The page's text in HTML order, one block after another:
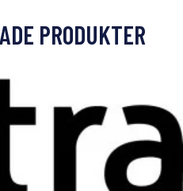
PRODUKTER